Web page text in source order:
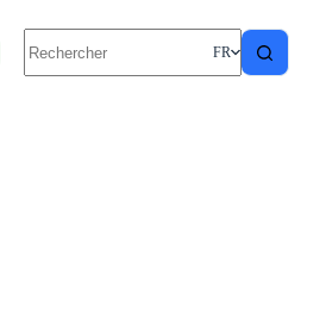
FR